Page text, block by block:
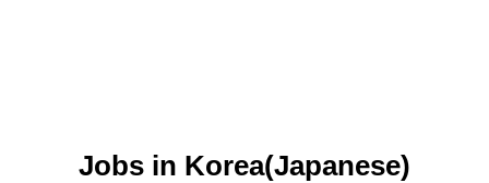
Jobs in Korea(Japanese)